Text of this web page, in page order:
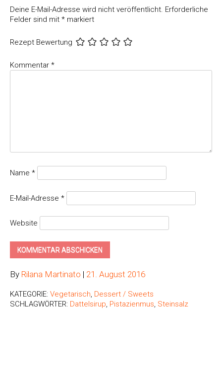
Deine E-Mail-Adresse wird nicht veröffentlicht. Erforderliche
Felder sind mit * markiert
Rezept Bewertung
Kommentar *
Name *
E-Mail-Adresse *
Website
By Rilana Martinato | 21. August 2016
KATEGORIE: Vegetarisch, Dessert / Sweets
SCHLAGWÖRTER: Dattelsirup, Pistazienmus, Steinsalz